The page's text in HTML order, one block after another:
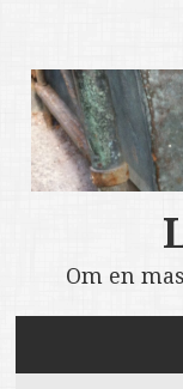
Om en